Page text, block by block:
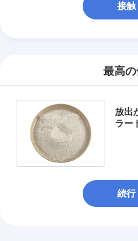
接触
最高
放出
ラー
続行